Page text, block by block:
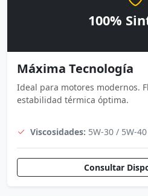
100%
Máxima Tecnología
Ideal para motores modernos.
estabilidad térmica óptima.
Viscosidades: 5W-30 / 5W-
Consultar